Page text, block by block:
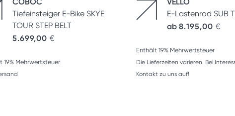
Tiefeinsteiger E-Bike SKYE
TOUR STEP BELT
5.699,00 €
19% Mehrwertsteuer
E-Lastenrad SUB
ab 8.195,00 €
Enthält 19% Mehrwertsteuer
Die Lieferzeiten varieren. Bei
Kontakt zu uns auf!